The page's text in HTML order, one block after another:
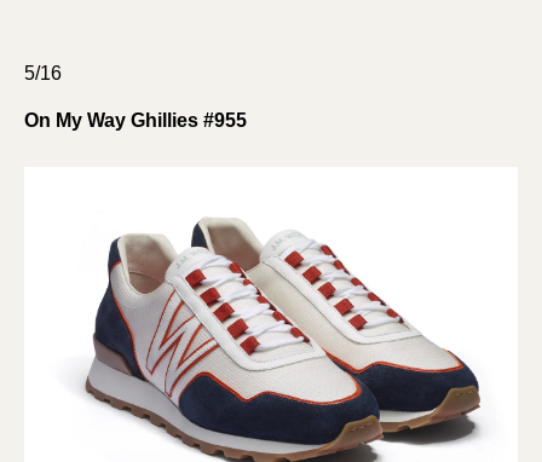
5/16
On My Way Ghillies #955